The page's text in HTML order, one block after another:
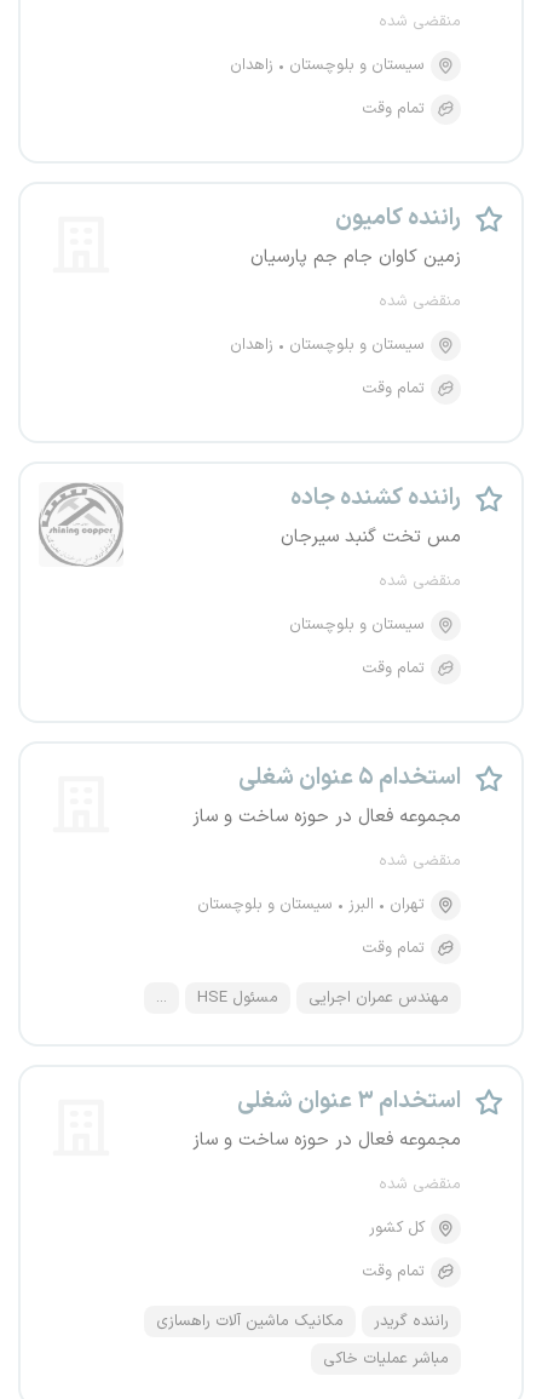
منقضی شده
سیستان و بلوچستان
زاهدان
تمام وقت
راننده کامیون
زمین کاوان جام جم پارسیان
منقضی شده
سیستان و بلوچستان
زاهدان
تمام وقت
راننده کشنده جاده
مس تخت گنبد سیرجان
منقضی شده
سیستان و بلوچستان
تمام وقت
استخدام ۵ عنوان شغلی
مجموعه فعال در حوزه ساخت و ساز
منقضی شده
تهران
البرز
سیستان و بلوچستان
تمام وقت
مهندس عمران اجرایی مسئول HSE ...
استخدام ۳ عنوان شغلی
مجموعه فعال در حوزه ساخت و ساز
منقضی شده
کل کشور
تمام وقت
راننده گریدر
مکانیک ماشین آلات راهسازی
مباشر عملیات خاکی